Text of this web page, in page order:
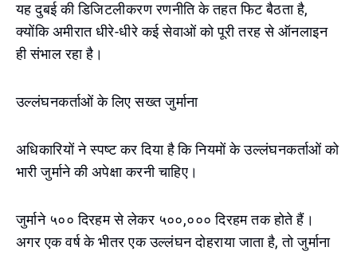
यह दुबई की डिजिटलीकरण रणनीति के तहत फिट बैठता है,
क्योंकि अमीरात धीरे-धीरे कई सेवाओं को पूरी तरह से ऑनलाइन
ही संभाल रहा है।
उल्लंघनकर्ताओं के लिए सख्त जुर्माना
अधिकारियों ने स्पष्ट कर दिया है कि नियमों के उल्लंघनकर्ताओं को
भारी जुर्माने की अपेक्षा करनी चाहिए।
जुर्माने ५०० दिरहम से लेकर ५००,००० दिरहम तक होते हैं।
अगर एक वर्ष के भीतर एक उल्लंघन दोहराया जाता है, तो जुर्माना